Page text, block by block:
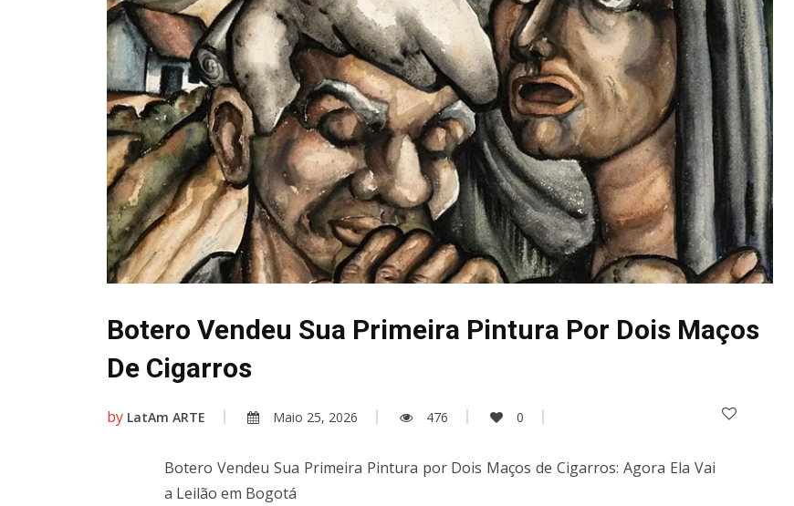
Botero Vendeu Sua Primeira Pintura Por Dois Maços
De Cigarros
by LatAm ARTE Maio 25, 2026 476 0
Botero Vendeu Sua Primeira Pintura por Dois Maços de Cigarros: Agora Ela Vai
a Leilão em Bogotá